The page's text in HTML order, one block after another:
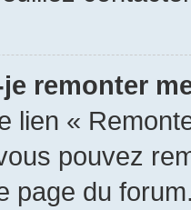
remonter
lien «
pouvez
page du